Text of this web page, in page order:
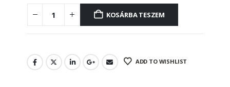
KOSÁRBA TESZEM
ADD TO WISHLIST